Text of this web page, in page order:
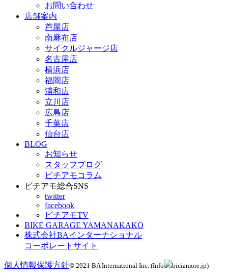
お問い合わせ
店舗案内
芦屋店
南麻布店
サイクルジャージ店
名古屋店
横浜店
福岡店
浦和店
立川店
広島店
千葉店
仙台店
BLOG
お知らせ
スタッフブログ
ビチアモコラム
ビチアモ総合SNS
twitter
facebook
ビチアモTV
BIKE GARAGE YAMANAKAKO
株式会社BAインターナショナル
コーポレートサイト
個人情報保護方針© 2021 BA International Inc. (Info biciamore.jp)